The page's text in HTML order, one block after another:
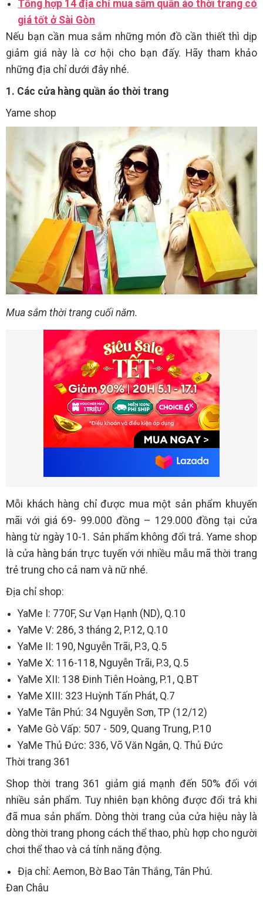
Tổng hợp 14 địa chỉ mua sắm quần áo thời trang có
giá tốt ở Sài Gòn
Nếu bạn cần mua sắm những món đồ cần thiết thì dịp
giảm giá này là cơ hội cho bạn đấy. Hãy tham khảo
những địa chỉ dưới đây nhé.
1. Các cửa hàng quần áo thời trang
Yame shop
Mua sắm thời trang cuối năm.
Mỗi khách hàng chỉ được mua một sản phẩm khuyến
mãi với giá 69- 99.000 đồng – 129.000 đồng tại cửa
hàng từ ngày 10-1. Sản phẩm không đổi trả. Yame shop
là cửa hàng bán trực tuyến với nhiều mẫu mã thời trang
trẻ trung cho cả nam và nữ nhé.
Địa chỉ shop:
YaMe I: 770F, Sư Vạn Hạnh (ND), Q.10
YaMe V: 286, 3 tháng 2, P.12, Q.10
YaMe II: 190, Nguyễn Trãi, P.3, Q.5
YaMe X: 116-118, Nguyễn Trãi, P.3, Q.5
YaMe XII: 138 Đinh Tiên Hoàng, P.1, Q.BT
YaMe XIII: 323 Huỳnh Tấn Phát, Q.7
YaMe Tân Phú: 34 Nguyễn Sơn, TP (12/12)
YaMe Gò Vấp: 507 - 509, Quang Trung, P.10
YaMe Thủ Đức: 336, Võ Văn Ngân, Q. Thủ Đức
Thời trang 361
Shop thời trang 361 giảm giá mạnh đến 50% đối với
nhiều sản phẩm. Tuy nhiên bạn không được đổi trả khi
đã mua sản phẩm. Dòng thời trang của cửa hiệu này là
dòng thời trang phong cách thể thao, phù hợp cho người
chơi thể thao và cá tính năng động.
Địa chỉ: Aemon, Bờ Bao Tân Thắng, Tân Phú.
Đan Châu